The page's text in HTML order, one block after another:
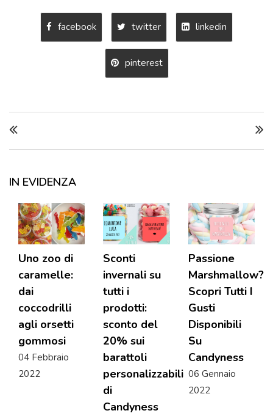
facebook twitter linkedin
pinterest
IN EVIDENZA
Uno zoo di
caramelle:
dai
coccodrilli
agli orsetti
gommosi
04 Febbraio
2022
Sconti
invernali su
tutti i
prodotti:
sconto del
20% sui
barattoli
personalizzabili
di
Candyness
Passione
Marshmallow?
Scopri Tutti I
Gusti
Disponibili
Su
Candyness
06 Gennaio
2022